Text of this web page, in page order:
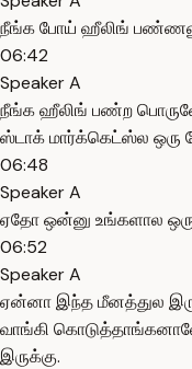
நீங்க போய் ஹீலிங்
06:42
Speaker A
நீங்க ஹீலிங் பண்ற
ஸ்டாக் மார்க்கெட்ஸ்ல ஒரு
06:48
Speaker A
ஏதோ ஒன்னு உங்களால
06:52
Speaker A
ஏன்னா இந்த மீனத்துல
வாங்கி
இருக்கு.